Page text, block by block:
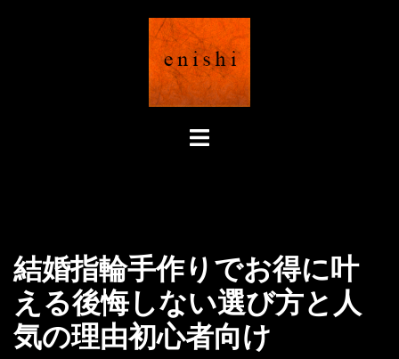
ト
ー
結婚指輪手作りでお得に叶
える後悔しない選び方と人
気の理由初心者向け